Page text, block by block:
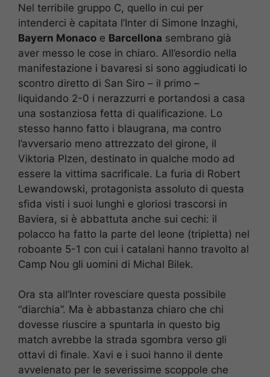
Nel terribile gruppo C, quello in cui per
intenderci è capitata l’Inter di Simone Inzaghi,
Bayern Monaco e Barcellona sembrano già
aver messo le cose in chiaro. All’esordio nella
manifestazione i bavaresi si sono aggiudicati lo
scontro diretto di San Siro – il primo –
liquidando 2-0 i nerazzurri e portandosi a casa
una sostanziosa fetta di qualificazione. Lo
stesso hanno fatto i blaugrana, ma contro
l’avversario meno attrezzato del girone, il
Viktoria Plzen, destinato in qualche modo ad
essere la vittima sacrificale. La furia di Robert
Lewandowski, protagonista assoluto di questa
sfida visti i suoi lunghi e gloriosi trascorsi in
Baviera, si è abbattuta anche sui cechi: il
polacco ha fatto la parte del leone (tripletta) nel
roboante 5-1 con cui i catalani hanno travolto al
Camp Nou gli uomini di Michal Bilek.
Ora sta all’Inter rovesciare questa possibile
“diarchia”. Ma è abbastanza chiaro che chi
dovesse riuscire a spuntarla in questo big
match avrebbe la strada sgombra verso gli
ottavi di finale. Xavi e i suoi hanno il dente
avvelenato per le severissime scoppole che